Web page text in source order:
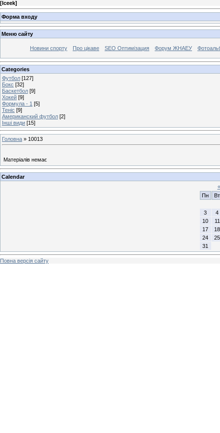
[Iceek]
Форма входу
Меню сайту
Новини спорту Про цікаве SEO Оптимізация Форум ЖНАЕУ
Categories
Футбол [127]
Бокс [32]
Баскетбол [9]
Хокей [9]
Формула - 1 [5]
Теніс [9]
Американский футбол [2]
Інші види [15]
Головна » 10013
Матеріалів немає
Calendar
«
Пн
Вт
3
4
10
11
17
18
24
25
31
Повна версія сайту